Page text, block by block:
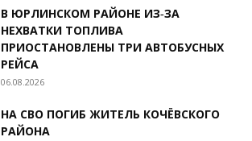
В ЮРЛИНСКОМ РАЙОНЕ ИЗ‑ЗА
НЕХВАТКИ ТОПЛИВА
ПРИОСТАНОВЛЕНЫ ТРИ АВТОБУСНЫХ
РЕЙСА
06.08.2026
НА СВО ПОГИБ ЖИТЕЛЬ КОЧЁВСКОГО
РАЙОНА